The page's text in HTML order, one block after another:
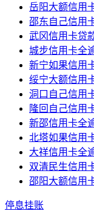
岳阳大额信用
邵东自己信用
武冈信用卡贷
城步信用卡全
新宁如果信用
绥宁大额信用
洞口自己信用
隆回自己信用
新邵信用卡全
北塔如果信用
大祥信用卡全
双清民生信用
邵阳大额信用
停息挂账